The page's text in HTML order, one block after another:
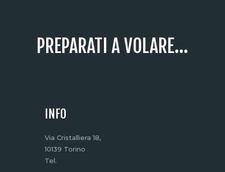
PREPARATI A VOLARE...
INFO
Via Cristalliera 18,
10139 Torino
Tel.